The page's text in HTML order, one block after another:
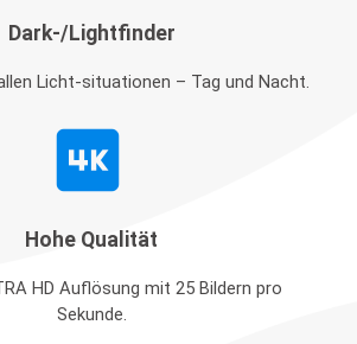
Dark-/Lightfinder
Licht-situationen – Tag und Nacht.
4k
Hohe Qualität
HD Auflösung mit 25 Bildern pro
Sekunde.